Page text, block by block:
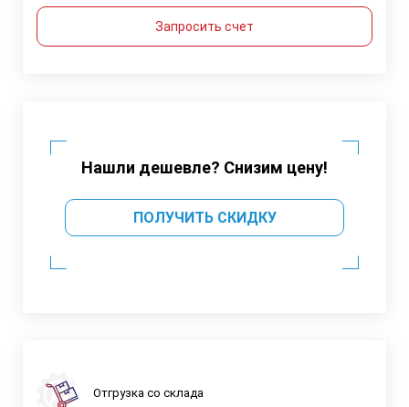
Запросить счет
Нашли дешевле? Снизим цену!
ПОЛУЧИТЬ СКИДКУ
Отгрузка со склада